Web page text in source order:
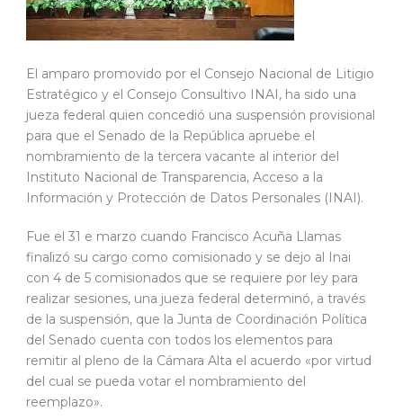
El amparo promovido por el Consejo Nacional de Litigio
Estratégico y el Consejo Consultivo INAI, ha sido una
jueza federal quien concedió una suspensión provisional
para que el Senado de la República apruebe el
nombramiento de la tercera vacante al interior del
Instituto Nacional de Transparencia, Acceso a la
Información y Protección de Datos Personales (INAI).
Fue el 31 e marzo cuando Francisco Acuña Llamas
finalizó su cargo como comisionado y se dejo al Inai
con 4 de 5 comisionados que se requiere por ley para
realizar sesiones, una jueza federal determinó, a través
de la suspensión, que la Junta de Coordinación Política
del Senado cuenta con todos los elementos para
remitir al pleno de la Cámara Alta el acuerdo «por virtud
del cual se pueda votar el nombramiento del
reemplazo».